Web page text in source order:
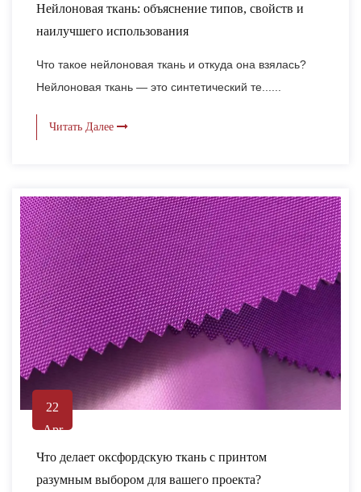
Нейлоновая ткань: объяснение типов, свойств и
наилучшего использования
Что такое нейлоновая ткань и откуда она взялась?
Нейлоновая ткань — это синтетический те......
Читать Далее
22
Apr
Что делает оксфордскую ткань с принтом
разумным выбором для вашего проекта?